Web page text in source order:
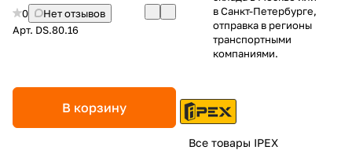
0
Нет отзывов
Арт. DS.80.16
В корзину
в Санкт-Петербурге,
отправка в регионы
транспортными
компаниями.
Все товары IPEX